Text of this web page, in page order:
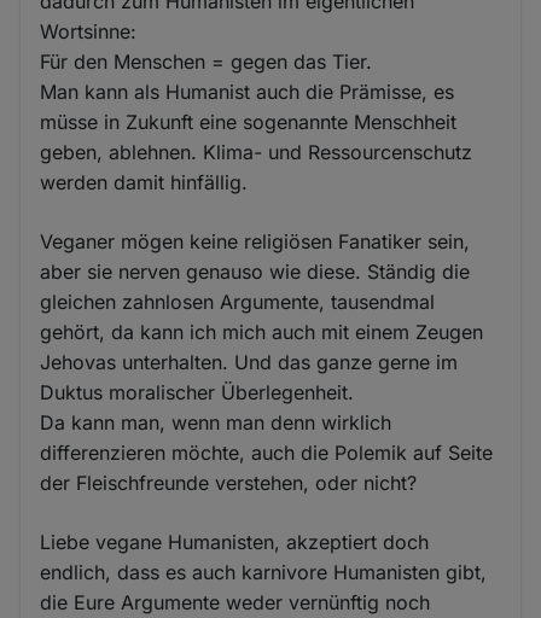
Wortsinne:
Für den Menschen = gegen das Tier.
Man kann als Humanist auch die Prämisse, es
müsse in Zukunft eine sogenannte Menschheit
geben, ablehnen. Klima- und Ressourcenschutz
werden damit hinfällig.
Veganer mögen keine religiösen Fanatiker sein,
aber sie nerven genauso wie diese. Ständig die
gleichen zahnlosen Argumente, tausendmal
gehört, da kann ich mich auch mit einem Zeugen
Jehovas unterhalten. Und das ganze gerne im
Duktus moralischer Überlegenheit.
Da kann man, wenn man denn wirklich
differenzieren möchte, auch die Polemik auf Seite
der Fleischfreunde verstehen, oder nicht?
Liebe vegane Humanisten, akzeptiert doch
endlich, dass es auch karnivore Humanisten gibt,
die Eure Argumente weder vernünftig noch